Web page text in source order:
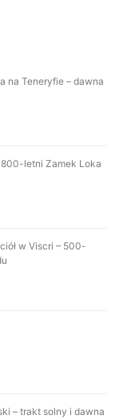
na Teneryfie – dawna
letni Zamek Loka
w Viscri – 500-
– trakt solny i dawna